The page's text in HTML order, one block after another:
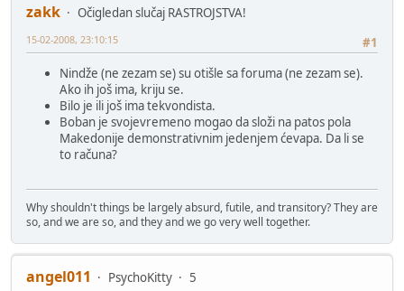
zakk
Očigledan slučaj RASTROJSTVA!
#1
15-02-2008, 23:10:15
Nindže (ne zezam se) su otišle sa foruma (ne zezam se).
Ako ih još ima, kriju se.
Bilo je ili još ima tekvondista.
Boban je svojevremeno mogao da složi na patos pola
Makedonije demonstrativnim jedenjem ćevapa. Da li se
to računa?
Why shouldn't things be largely absurd, futile, and transitory? They are
so, and we are so, and they and we go very well together.
angel011 PsychoKitty
5